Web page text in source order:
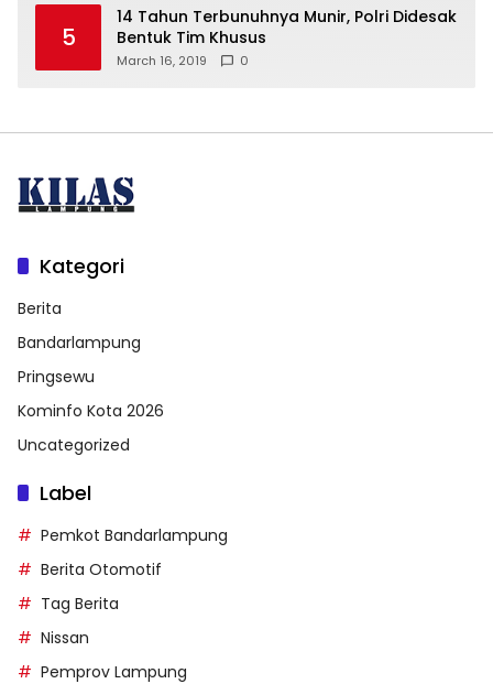
5
14 Tahun Terbunuhnya Munir, Polri Didesak
Bentuk Tim Khusus
March 16, 2019 0
Kategori
Berita
Bandarlampung
Pringsewu
Kominfo Kota 2026
Uncategorized
Label
Pemkot Bandarlampung
Berita Otomotif
Tag Berita
Nissan
Pemprov Lampung